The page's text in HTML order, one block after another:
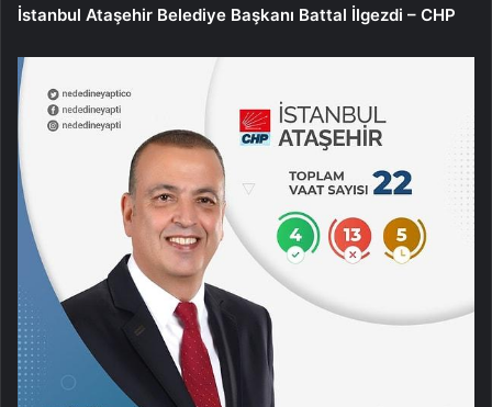
İstanbul Ataşehir Belediye Başkanı Battal İlgezdi – CHP